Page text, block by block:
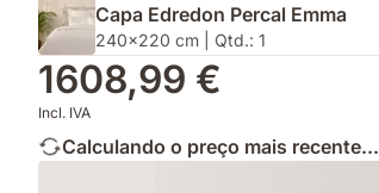
Capa Edredon Percal Emma
240x220 cm | Qtd.: 1
1608,99 €
Incl. IVA
Calculando o preço mais recente...